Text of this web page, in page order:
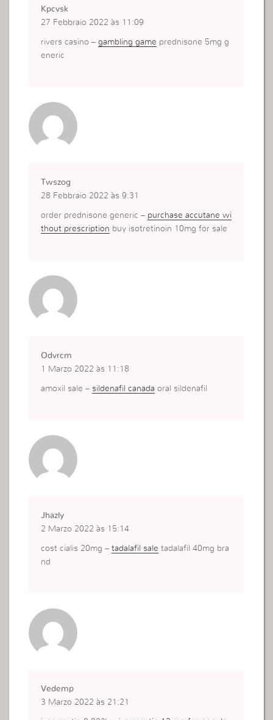
Kpcvsk
27 Febbraio 2022 às 11:09
rivers casino –gambling game prednisone 5mg g
eneric
Twszog
28 Febbraio 2022 às 9:31
order prednisone generic – purchase accutane wi
thout prescription buy isotretinoin 10mg for sale
Odvrcm
1 Marzo 2022 às 11:18
amoxil sale – sildenafil canada oral sildenafil
Jhazly
2 Marzo 2022 às 15:14
cost cialis 20mg –tadalafil sale tadalafil 40mg bra
nd
Vedemp
3 Marzo 2022 às 21:21